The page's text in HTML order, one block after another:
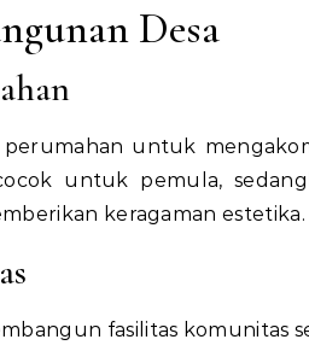
Desa
perumahan untuk
untuk pemula,
keragaman estetika.
fasilitas komunitas